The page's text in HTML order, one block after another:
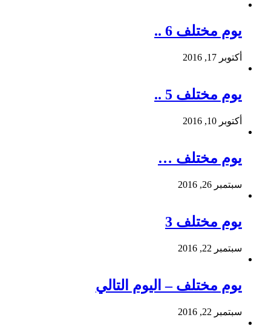
يوم مختلف 6 ..
أكتوبر 17, 2016
يوم مختلف 5 ..
أكتوبر 10, 2016
يوم مختلف …
سبتمبر 26, 2016
يوم مختلف 3
سبتمبر 22, 2016
يوم مختلف – اليوم التالي
سبتمبر 22, 2016